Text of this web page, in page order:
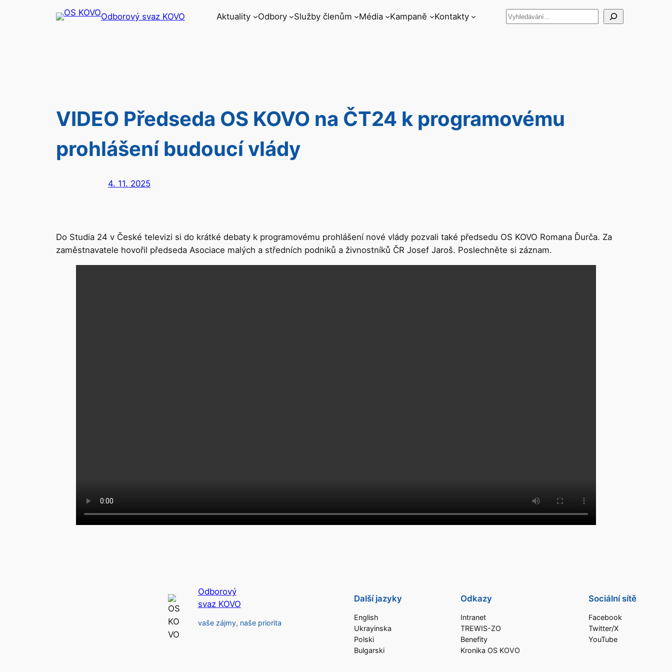
Odborový svaz KOVO Aktuality Odbory Služby členům Média Kampaně Kontakty Hledat
VIDEO Předseda OS KOVO na ČT24 k programovému
prohlášení budoucí vlády
4. 11. 2025
Do Studia 24 v České televizi si do krátké debaty k programovému prohlášení nové vlády pozvali také předsedu OS KOVO Romana Ďurča. Za
zaměstnavatele hovořil předseda Asociace malých a středních podniků a živnostníků ČR Josef Jaroš. Poslechněte si záznam.
Odborový
svaz KOVO
vaše zájmy, naše priorita
Další jazyky
English
Ukrayinska
Polski
Bulgarski
Odkazy
Intranet
TREWIS-ZO
Benefity
Kronika OS KOVO
Sociální sítě
Facebook
Twitter/X
YouTube